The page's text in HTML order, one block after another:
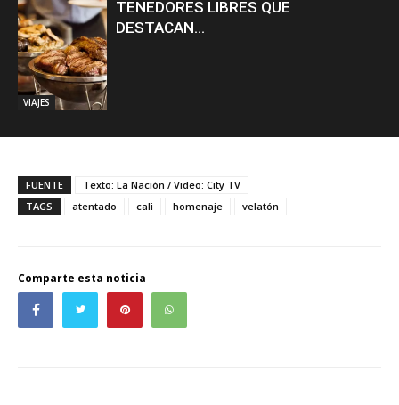
VIAJES
TENEDORES LIBRES QUE
DESTACAN...
FUENTE
Texto: La Nación / Video: City TV
TAGS
atentado cali homenaje velatón
Comparte esta noticia